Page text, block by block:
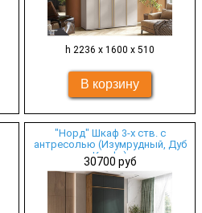
h 2236 х 1600 х 510
"Норд" Шкаф 3-х ств. с
антресолью (Изумрудный, Дуб
Крафт)
30700 руб